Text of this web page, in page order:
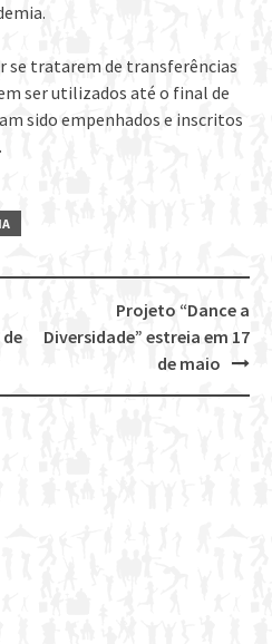
se tratarem de transferências
ser utilizados até o final de
sido empenhados e inscritos
Projeto “Dance a
Diversidade” estreia em 17
de maio